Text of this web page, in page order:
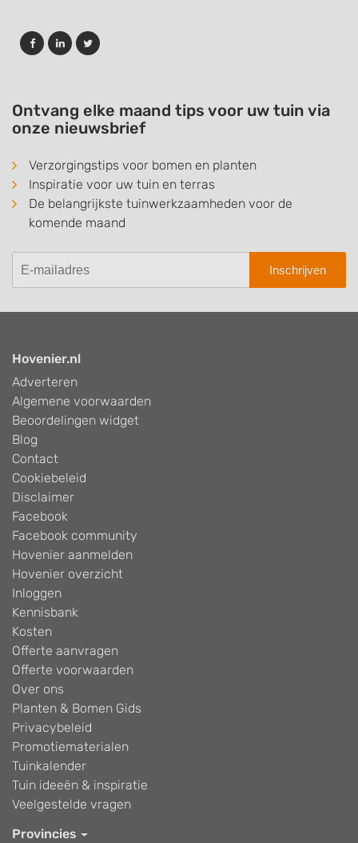
Ontvang elke maand tips voor uw tuin via
onze nieuwsbrief
Verzorgingstips voor bomen en planten
Inspiratie voor uw tuin en terras
De belangrijkste tuinwerkzaamheden voor de
komende maand
Inschrijven
Hovenier.nl
Adverteren
Algemene voorwaarden
Beoordelingen widget
Blog
Contact
Cookiebeleid
Disclaimer
Facebook
Facebook community
Hovenier aanmelden
Hovenier overzicht
Inloggen
Kennisbank
Kosten
Offerte aanvragen
Offerte voorwaarden
Over ons
Planten & Bomen Gids
Privacybeleid
Promotiematerialen
Tuinkalender
Tuin ideeën & inspiratie
Veelgestelde vragen
Provincies